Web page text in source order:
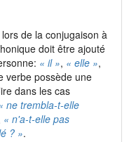
de la conjugaison à
doit être ajouté
« il », « elle »,
verbe possède une
dans les cas
ne trembla-t-elle
« n'a-t-elle pas
? ».